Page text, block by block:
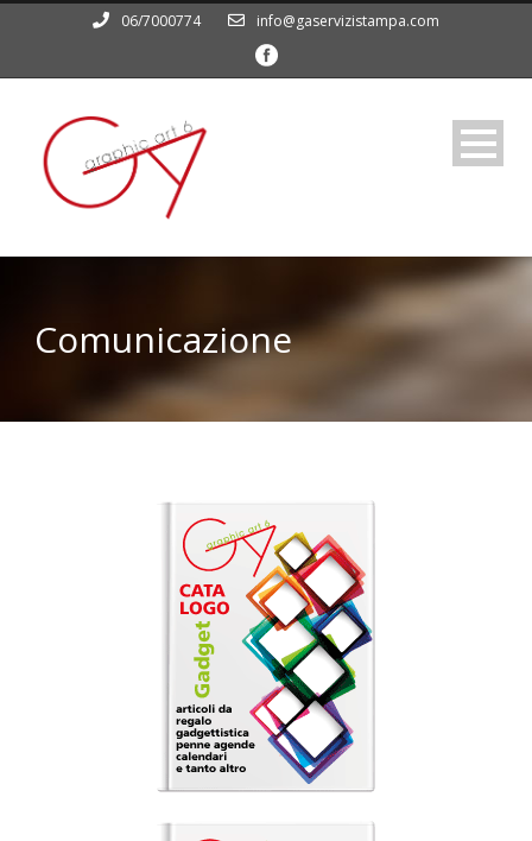
06/7000774 info@gaservizistampa.com
Comunicazione